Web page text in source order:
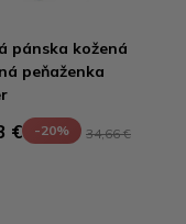
pánska kožená
peňaženka
€ -20% 34,66 €